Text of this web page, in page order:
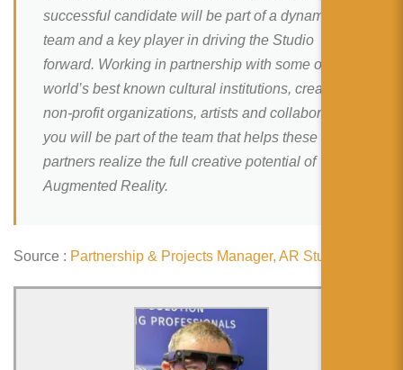
Deutsch
简体中文
日本語
Español
successful candidate will be part of a dynamic
team and a key player in driving the Studio
forward. Working in partnership with some of the
world’s best known cultural institutions, creators,
non-profit organizations, artists and collaborators
you will be part of the team that helps these
partners realize the full creative potential of
Augmented Reality.
Source : Partnership & Projects Manager, AR Studio, Paris